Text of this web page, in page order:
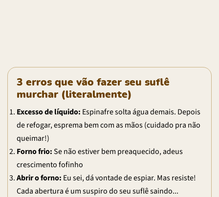
3 erros que vão fazer seu suflê
murchar (literalmente)
Excesso de líquido: Espinafre solta água demais. Depois
de refogar, esprema bem com as mãos (cuidado pra não
queimar!)
Forno frio:Se não estiver bem preaquecido, adeus
crescimento fofinho
Abrir o forno: Eu sei, dá vontade de espiar. Mas resiste!
Cada abertura é um suspiro do seu suflê saindo...